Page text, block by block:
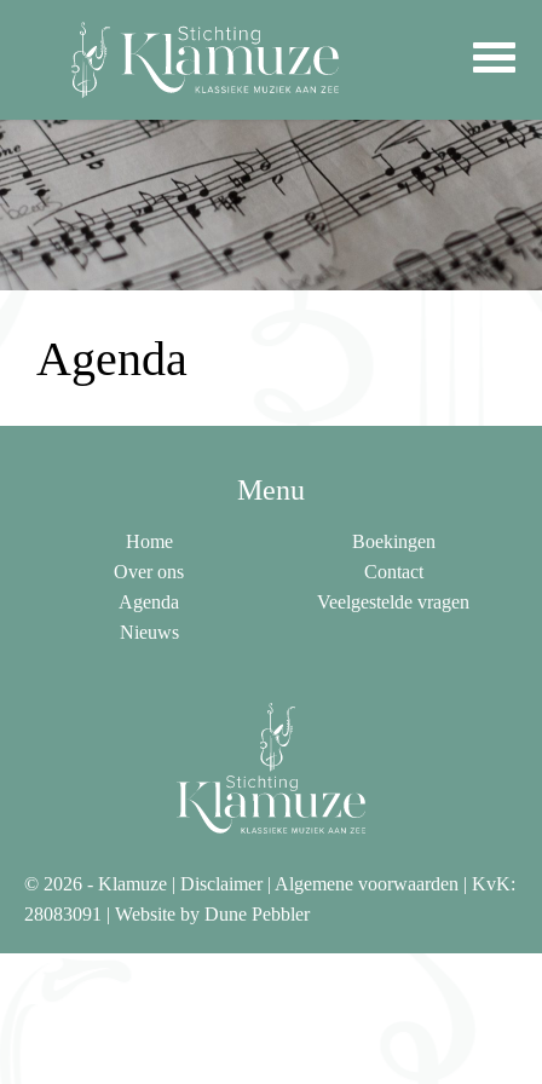
Agenda
Menu
Home
Over ons
Agenda
Nieuws
Boekingen
Contact
Veelgestelde vragen
© 2026 - Klamuze | Disclaimer| Algemene voorwaarden | KvK:
28083091 | Website by Dune Pebbler